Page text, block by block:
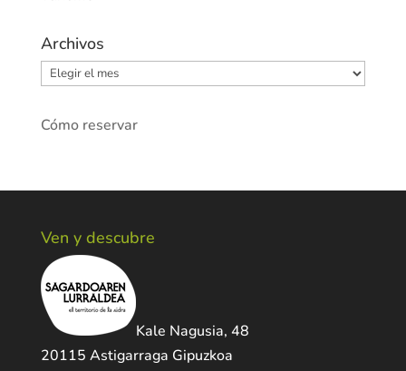
Archivos
Archivos
Cómo reservar
Ven y descubre
Kale Nagusia, 48
20115 Astigarraga Gipuzkoa